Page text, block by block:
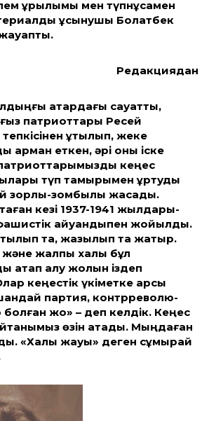
құрылымы мен түпнұсқамен
ұсынушы Болатбек
Редакциядан
қатардағы сауатты,
патриоттары Ресей
құтылып, жеке
арман еткен, әрі оны іске
кеңес
түп тамырымен құртуды
зорлық-зомбылық жасады.
кезі 1937-1941 жылдары­
айуандық­пен жойылды.
та, жазылып та жатыр.
жалпы халық бұл
ақтап алу жолын іздеп
кеңестік үкіметке қарсы
партия, контррево­лю­
жоқ» – деп келдік. Кеңес
өзін ақтады. Мыңдаған
«Халық жауы» деген сұмырай